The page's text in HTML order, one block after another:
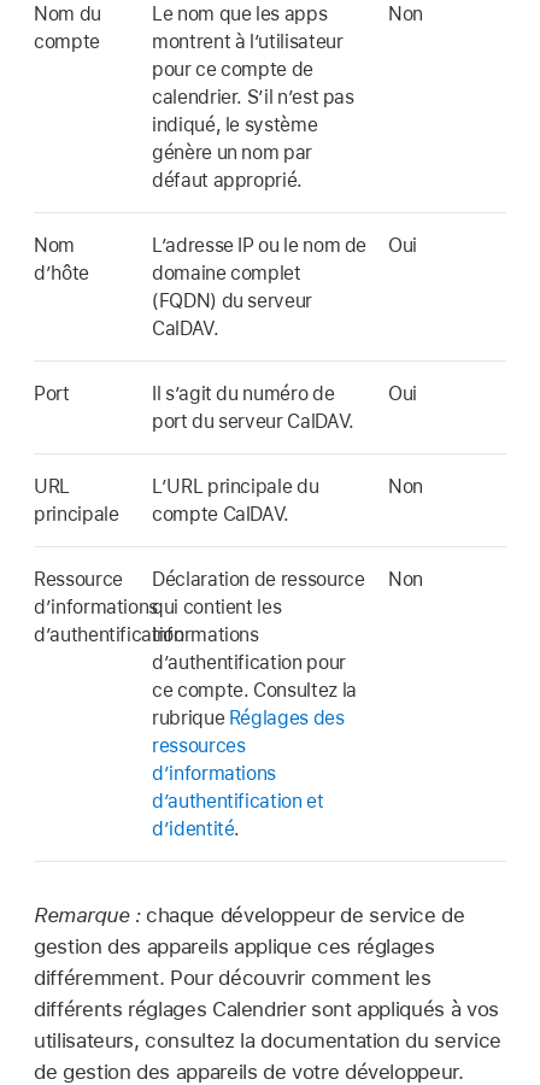
Nom du
compte
Le nom que les apps
montrent à l’utilisateur
pour ce compte de
calendrier. S’il n’est pas
indiqué, le système
génère un nom par
défaut approprié.
Non
Nom
d’hôte
L’adresse IP ou le nom de
domaine complet
(FQDN) du serveur
CalDAV.
Oui
Port
Il s’agit du numéro de
port du serveur CalDAV.
Oui
URL
principale
L’URL principale du
compte CalDAV.
Non
Ressource
d’informations
d’authentification
Déclaration de ressource
qui contient les
informations
d’authentification pour
ce compte. Consultez la
rubrique Réglages des
ressources
d’informations
d’authentification et
d’identité.
Non
Remarque : chaque développeur de service de
gestion des appareils applique ces réglages
différemment. Pour découvrir comment les
différents réglages Calendrier sont appliqués à vos
utilisateurs, consultez la documentation du service
de gestion des appareils de votre développeur.